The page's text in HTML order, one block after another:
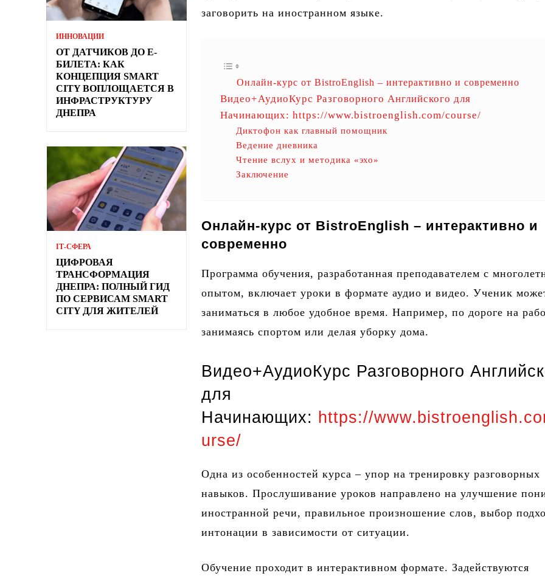
ИННОВАЦИИ
ОТ ДАТЧИКОВ ДО Е-
БИЛЕТА: КАК
КОНЦЕПЦИЯ SMART
CITY ВОПЛОЩАЕТСЯ В
ИНФРАСТРУКТУРУ
ДНЕПРА
ІТ-СФЕРА
ЦИФРОВАЯ
ТРАНСФОРМАЦИЯ
ДНЕПРА: ПОЛНЫЙ ГИД
ПО СЕРВИСАМ SMART
CITY ДЛЯ ЖИТЕЛЕЙ
заговорить на иностранном языке.
Онлайн-курс от BistroEnglish – интерактивно и современно
Видео+АудиоКурс Разговорного Английского для
Начинающих: https://www.bistroenglish.com/course/
Диктофон как главный помощник
Ведение дневника
Чтение вслух и методика «эхо»
Заключение
Онлайн-курс от BistroEnglish – интерактивно и
современно
Программа обучения, разработанная преподавателем с
опытом, включает уроки в формате аудио и видео. Ученик
заниматься в любое удобное время. Например, по дороге на
занимаясь спортом или делая уборку дома.
Видео+АудиоКурс Разговорного
для
Начинающих: https://
urse/
Одна из особенностей курса – упор на тренировку разговорных
навыков. Прослушивание уроков направлено на улучшение
иностранной речи, правильное произношение слов, выбор
интонации в зависимости от ситуации.
Обучение проходит в интерактивном формате. Задействуются